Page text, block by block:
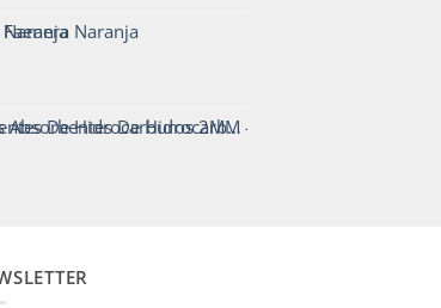
Naranja
De Hidrocarburos 2MM - Codigo911